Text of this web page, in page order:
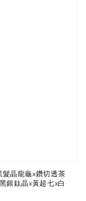
髮晶龍龜x鑽切透茶
銀鈦晶x黃超七x白